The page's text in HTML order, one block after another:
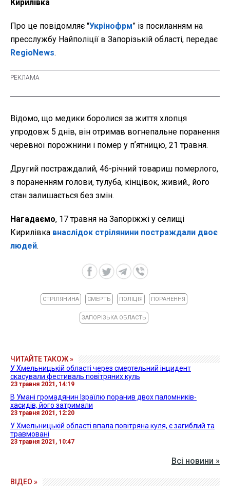
Кирилівка
Про це повідомляє "Укрінофрм” із посиланням на
пресслужбу Найполіції в Запорізькій області, передає
RegioNews.
Відомо, що медики боролися за життя хлопця
упродовж 5 днів, він отримав вогнепальне поранення
черевної порожнини і помер у пʼятницю, 21 травня.
Другий постраждалий, 46-річний товариш померлого,
з пораненням голови, тулуба, кінцівок, живий., його
стан залишається без змін.
Нагадаємо, 17 травня на Запоріжжі у селищі
Кирилівка внаслідок стрілянини постраждали двоє
людей.
СТРІЛЯНИНА СМЕРТЬ ПОЛІЦІЯ ПОРАНЕННЯ
ЗАПОРІЗЬКА ОБЛАСТЬ
ЧИТАЙТЕ ТАКОЖ »
У Хмельницькій області через смертельний інцидент
скасували фестиваль повітряних куль
23 травня 2021, 14:19
В Умані громадянин Ізраїлю поранив двох паломників-
хасидів, його затримали
23 травня 2021, 12:20
У Хмельницькій області впала повітряна куля, є загиблий та
травмовані
23 травня 2021, 10:47
Всі новини »
ВІДЕО »